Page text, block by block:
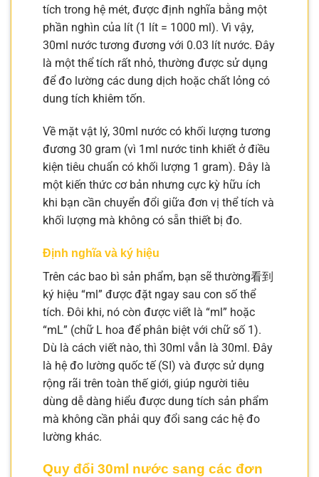
tích trong hệ mét, được định nghĩa bằng một
phần nghìn của lít (1 lít = 1000 ml). Vì vậy,
30ml nước tương đương với 0.03 lít nước. Đây
là một thể tích rất nhỏ, thường được sử dụng
để đo lường các dung dịch hoặc chất lỏng có
dung tích khiêm tốn.
Về mặt vật lý, 30ml nước có khối lượng tương
đương 30 gram (vì 1ml nước tinh khiết ở điều
kiện tiêu chuẩn có khối lượng 1 gram). Đây là
một kiến thức cơ bản nhưng cực kỳ hữu ích
khi bạn cần chuyển đổi giữa đơn vị thể tích và
khối lượng mà không có sẵn thiết bị đo.
Định nghĩa và ký hiệu
Trên các bao bì sản phẩm, bạn sẽ thường看到
ký hiệu “ml” được đặt ngay sau con số thể
tích. Đôi khi, nó còn được viết là “ml” hoặc
“mL” (chữ L hoa để phân biệt với chữ số 1).
Dù là cách viết nào, thì 30ml vẫn là 30ml. Đây
là hệ đo lường quốc tế (SI) và được sử dụng
rộng rãi trên toàn thế giới, giúp người tiêu
dùng dễ dàng hiểu được dung tích sản phẩm
mà không cần phải quy đổi sang các hệ đo
lường khác.
Quy đổi 30ml nước sang các đơn